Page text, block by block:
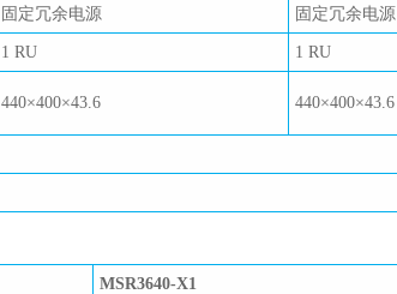
固定冗余电源 固定冗余电源
1 RU 1 RU
440×400×43.6 440×400×43.6
MSR3640-X1